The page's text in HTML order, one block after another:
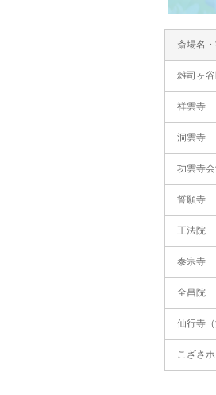
斎場名
雑司ヶ
祥雲寺
洞雲寺
功雲寺会
誓願寺
正法院
泰宗寺
全昌院
仙行寺（
こざさ